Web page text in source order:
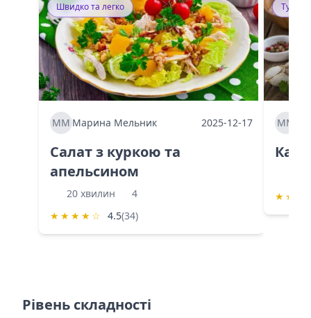
Швидко та легко
ММ Марина Мельник 2025-12-17
Салат з куркою та
апельсином
20 хвилин
4
★ ★ ★ ★ ☆ 4.5(34)
ММ
★ ★
Рівень складності